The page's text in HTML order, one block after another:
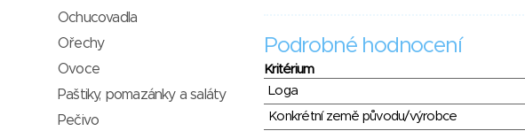
Podrobné hodnocení
Kritérium
Loga
Konkrétní země původu/výrobce
Ochucovadla
Ořechy
Ovoce
Paštiky, pomazánky a saláty
Pečivo